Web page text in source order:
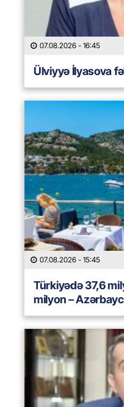
07.08.2026 - 16:45
Ülviyyə İlyasova
07.08.2026 - 15:45
Türkiyədə 37,6
milyon –